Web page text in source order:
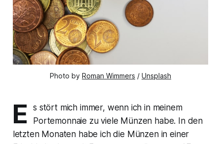
Photo by Roman Wimmers / Unsplash
E
s stört mich immer, wenn ich in meinem
Portemonnaie zu viele Münzen habe. In den
letzten Monaten habe ich die Münzen in einer